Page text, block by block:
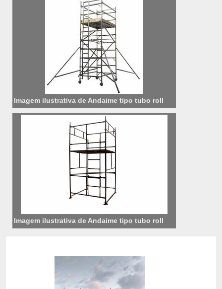
transporte é simplificado para otimizar tempo...
Imagem ilustrativa de Andaime tipo tubo roll
Imagem ilustrativa de Andaime tipo tubo roll